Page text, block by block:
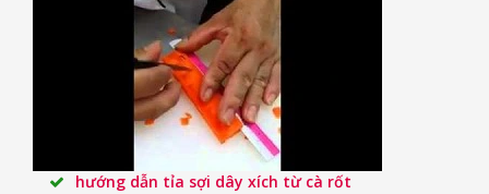
hướng dẫn tỉa sợi dây xích từ cà rốt